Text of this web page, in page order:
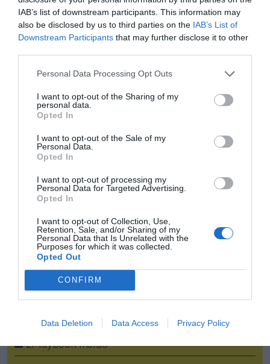
IAB’s list of downstream participants. This information may
also be disclosed by us to third parties on the IAB’s List of
Downstream Participants that may further disclose it to other
Personal Data Processing Opt Outs
I want to opt-out of the Sharing of my
personal data.
Opted In
I want to opt-out of the Sale of my
Personal Data.
Opted In
I want to opt-out of processing my
Personal Data for Targeted Advertising.
Opted In
I want to opt-out of Collection, Use,
Retention, Sale, and/or Sharing of my
Personal Data that Is Unrelated with the
Purposes for which it was collected.
Opted Out
CONFIRM
Data Deletion Data Access Privacy Policy
la Agenda 2030
2Playbook Inside
2Playbook
Granero (Olocip): “La IA es un arma
poderosísima y con un punto
fundamental en deporte”
2Playbook Inside